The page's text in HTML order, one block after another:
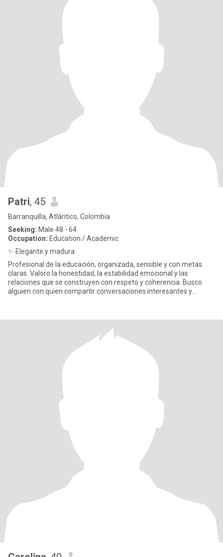
Patri, 45
Barranquilla, Atlántico, Colombia
Seeking: Male 48 - 64
Occupation: Education / Academic
✨ Elegante y madura
Profesional de la educación, organizada, sensible y con metas
claras. Valoro la honestidad, la estabilidad emocional y las
relaciones que se construyen con respeto y coherencia. Busco
alguien con quien compartir conversaciones interesantes y